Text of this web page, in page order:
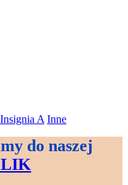
A Inne
do naszej